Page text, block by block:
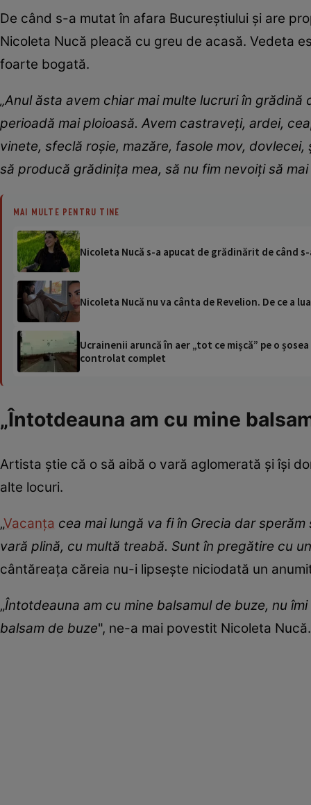
De când s-a mutat în afara Bucureștiului și are
Nicoleta Nucă pleacă cu greu de acasă. Vedeta
foarte bogată.
„Anul ăsta avem chiar mai multe lucruri în
perioadă mai ploioasă. Avem castraveți, ardei,
vinete, sfeclă roșie, mazăre, fasole mov,
să producă grădinița mea, să nu fim nevoiți să
MAI MULTE PENTRU TINE
Nicoleta Nucă s-a apucat de grădinărit de când
Nicoleta Nucă nu va cânta de Revelion. De ce a
Ucrainenii aruncă în aer „tot ce mișcă” pe o
controlat complet
„Întotdeauna am cu mine
Artista știe că o să aibă o vară aglomerată și își
alte locuri.
„Vacanța cea mai lungă va fi în Grecia dar
vară plină, cu multă treabă. Sunt în pregătire cu
cântăreața căreia nu-i lipsește niciodată un
„Întotdeauna am cu mine balsamul de buze, nu
balsam de buze", ne-a mai povestit Nicoleta Nucă.